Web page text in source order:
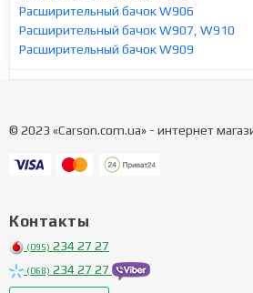
Расширительный бачок W906
Расширительный бачок W907, W910
Расширительный бачок W909
© 2023 «Carson.com.ua» - интернет
Контакты
(095) 234 27 27
(068) 234 27 27